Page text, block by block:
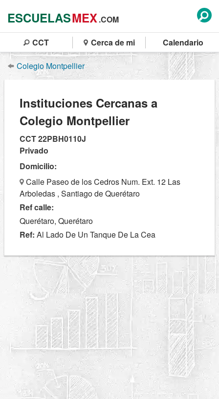
ESCUELASMEX.COM
CCT Cerca de mi Calendario
Colegio Montpellier
Instituciones Cercanas a
Colegio Montpellier
CCT 22PBH0110J
Privado
Domicilio:
Calle Paseo de los Cedros Num. Ext. 12 Las
Arboledas , Santiago de Querétaro
Ref calle:
Querétaro, Querétaro
Ref: Al Lado De Un Tanque De La Cea